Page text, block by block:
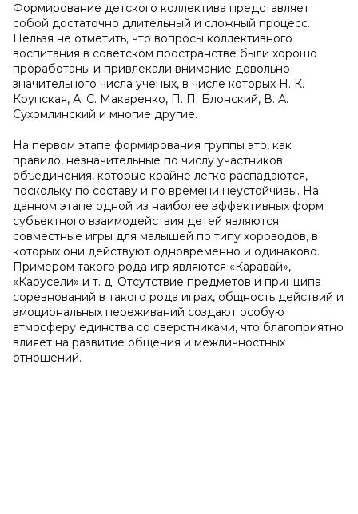
Формирование детского коллектива представляет
собой достаточно длительный и сложный процесс.
Нельзя не отметить, что вопросы коллективного
воспитания в советском пространстве были хорошо
проработаны и привлекали внимание довольно
значительного числа ученых, в числе которых Н. К.
Крупская, А. С. Макаренко, П. П. Блонский, В. А.
Сухомлинский и многие другие.
На первом этапе формирования группы это, как
правило, незначительные по числу участников
объединения, которые крайне легко распадаются,
поскольку по составу и по времени неустойчивы. На
данном этапе одной из наиболее эффективных форм
субъектного взаимодействия детей являются
совместные игры для малышей по типу хороводов, в
которых они действуют одновременно и одинаково.
Примером такого рода игр являются «Каравай»,
«Карусели» и т. д. Отсутствие предметов и принципа
соревнований в такого рода играх, общность действий и
эмоциональных переживаний создают особую
атмосферу единства со сверстниками, что благоприятно
влияет на развитие общения и межличностных
отношений.